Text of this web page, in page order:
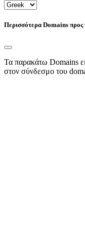
Περισσότερα Domains
Τα παρακάτω Domains
στον σύνδεσμο του